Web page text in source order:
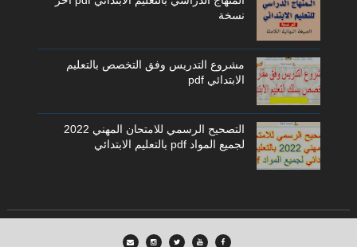
نسخة
مشروع التدريس وفق التخصص بالتعليم
الابتدائي pdf
التصحيح الرسمي للامتحان المهني 2022
لجميع المواد pdf بالتعليم الابتدائي